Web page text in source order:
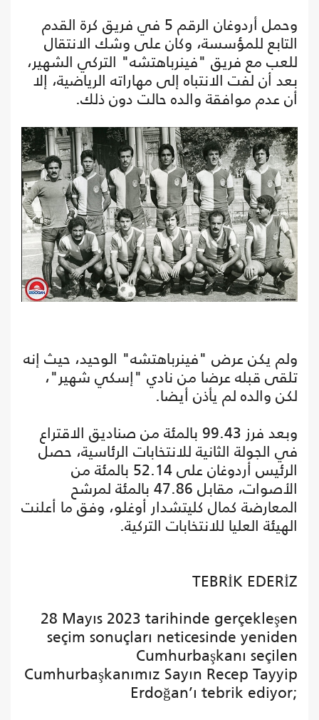
وحمل أردوغان الرقم 5 في فريق كرة القدم
التابع للمؤسسة، وكان على وشك الانتقال
للعب مع فريق "فينرباهتشه" التركي الشهير،
بعد أن لفت الانتباه إلى مهاراته الرياضية، إلا
أن عدم موافقة والده حالت دون ذلك.
ولم يكن عرض "فينرباهتشه" الوحيد، حيث إنه
تلقى قبله عرضا من نادي "إسكي شهير"،
لكن والده لم يأذن أيضا.
وبعد فرز 99.43 بالمئة من صناديق الاقتراع
في الجولة الثانية للانتخابات الرئاسية، حصل
الرئيس أردوغان على 52.14 بالمئة من
الأصوات، مقابل 47.86 بالمئة لمرشح
المعارضة كمال كليتشدار أوغلو، وفق ما أعلنت
الهيئة العليا للانتخابات التركية.
TEBRİK EDERİZ
28 Mayıs 2023 tarihinde gerçekleşen
seçim sonuçları neticesinde yeniden
Cumhurbaşkanı seçilen
Cumhurbaşkanımız Sayın Recep Tayyip
Erdoğan’ı tebrik ediyor;